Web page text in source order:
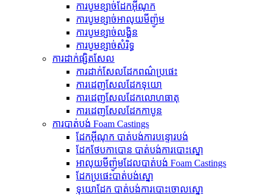
ការបូមខ្សាច់ដែកអ៊ីណុក
ការបូមខ្សាច់អាលុយមីញ៉ូម
ការបូមខ្សាច់លង្ហិន
ការបូមខ្សាច់សំរិទ្ធ
ការដាក់ផ្សិតសែល
ការដាក់សែលដែកពណ៌ប្រផេះ
ការ​ដេញ​សែល​ដែក​ទុយោ
ការ​ដេញ​សែល​ដែក​លោហធាតុ
ការដេញសែលដែកកាបូន
ការបាត់បង់ Foam Castings
ដែកអ៊ីណុក បាត់បង់ការបន្ទោរបង់
ដែកថែបកាបោន បាត់បង់ការបោះស្នោ
អាលុយមីញ៉ូមដែលបាត់បង់ Foam Castings
ដែក​ប្រផេះ​បាត់​បង់​ស្នោ
ទុយោដែក បាត់បង់ការបោះចោលស្នោ